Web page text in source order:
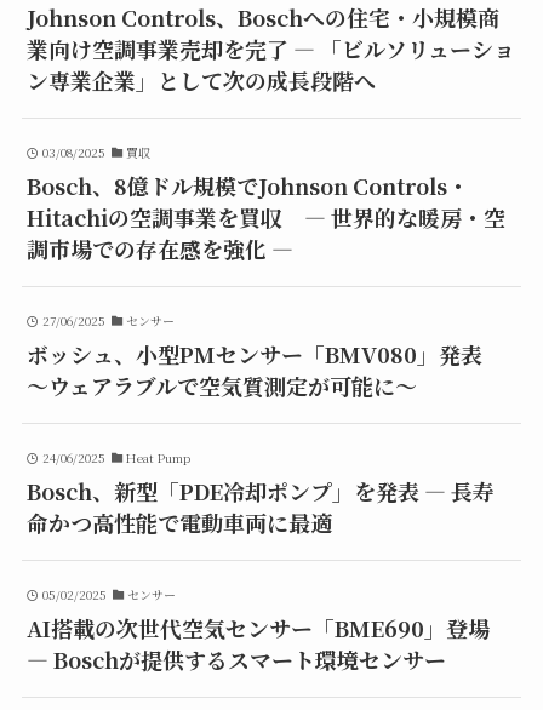
Johnson Controls、Boschへの住宅・小規模商
業向け空調事業売却を完了 ― 「ビルソリューショ
ン専業企業」として次の成長段階へ
03/08/2025 買収
Bosch、8億ドル規模でJohnson Controls・
Hitachiの空調事業を買収 ― 世界的な暖房・空
調市場での存在感を強化 ―
27/06/2025 センサー
ボッシュ、小型PMセンサー「BMV080」発表
～ウェアラブルで空気質測定が可能に～
24/06/2025 Heat Pump
Bosch、新型「PDE冷却ポンプ」を発表 ― 長寿
命かつ高性能で電動車両に最適
05/02/2025 センサー
AI搭載の次世代空気センサー「BME690」登場
— Boschが提供するスマート環境センサー